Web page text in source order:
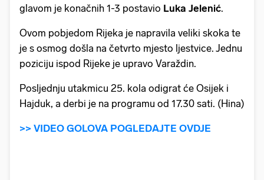
glavom je konačnih 1-3 postavio Luka Jelenić.
Ovom pobjedom Rijeka je napravila veliki skoka te
je s osmog došla na četvrto mjesto ljestvice. Jednu
poziciju ispod Rijeke je upravo Varaždin.
Posljednju utakmicu 25. kola odigrat će Osijek i
Hajduk, a derbi je na programu od 17.30 sati. (Hina)
>> VIDEO GOLOVA POGLEDAJTE OVDJE